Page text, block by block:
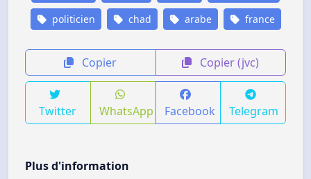
politicien chad arabe france
Copier Copier (jvc)
Twitter WhatsApp Facebook Telegram
Plus d'information